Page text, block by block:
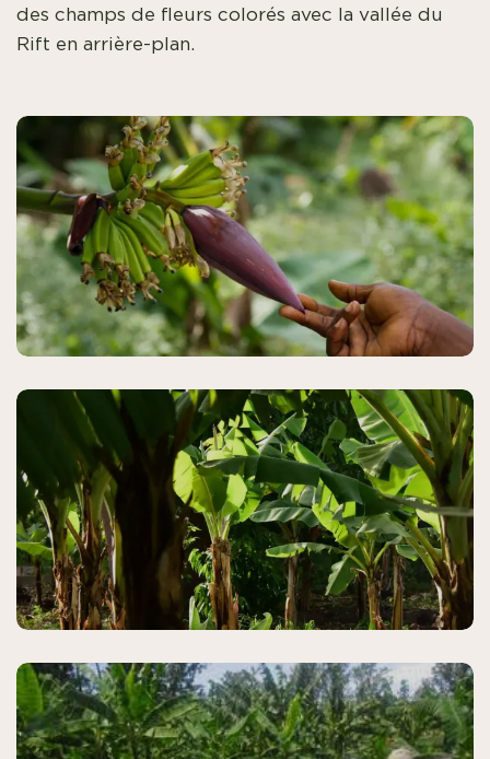
des champs de fleurs colorés avec la vallée du
Rift en arrière-plan.